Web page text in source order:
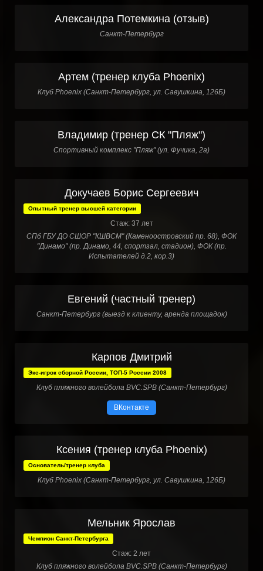
Александра Потемкина (отзыв)
Санкт-Петербург
Артем (тренер клуба Phoenix)
Клуб Phoenix (Санкт-Петербург, ул. Савушкина, 126Б)
Владимир (тренер СК "Пляж")
Спортивный комплекс "Пляж" (ул. Фучика, 2а)
Докучаев Борис Сергеевич
Опытный тренер высшей категории
Стаж: 37 лет
СПб ГБУ ДО СШОР "КШВСМ" (Каменоостровский пр. 68), ФОК
"Динамо" (пр. Динамо, 44, спортзал, стадион), ФОК (пр.
Испытателей д.2, кор.3)
Евгений (частный тренер)
Санкт-Петербург (выезд к клиенту, аренда площадок)
Карпов Дмитрий
Экс-игрок сборной России, ТОП-5 России 2008
Клуб пляжного волейбола BVC.SPB (Санкт-Петербург)
ВКонтакте
Ксения (тренер клуба Phoenix)
Основатель/тренер клуба
Клуб Phoenix (Санкт-Петербург, ул. Савушкина, 126Б)
Мельник Ярослав
Чемпион Санкт-Петербурга
Стаж: 2 лет
Клуб пляжного волейбола BVC.SPB (Санкт-Петербург)